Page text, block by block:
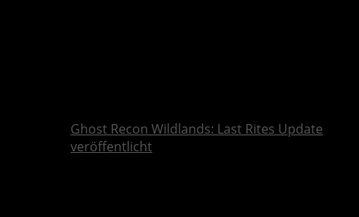
Ghost Recon Wildlands: Last Rites Update
veröffentlicht